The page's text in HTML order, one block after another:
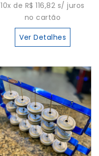
10x de R$ 116,82 s/ juros
no cartão
Ver Detalhes